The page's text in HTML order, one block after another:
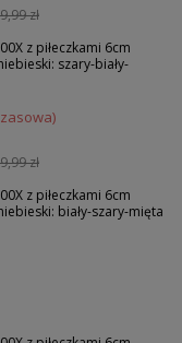
zł
z piłeczkami 6cm
szary-biały-
zł
z piłeczkami 6cm
biały-szary-mięta